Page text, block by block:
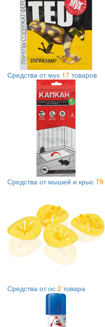
Средства от мух 17 товаров
Средства от мышей и крыс 79
Средства от ос 2 товара